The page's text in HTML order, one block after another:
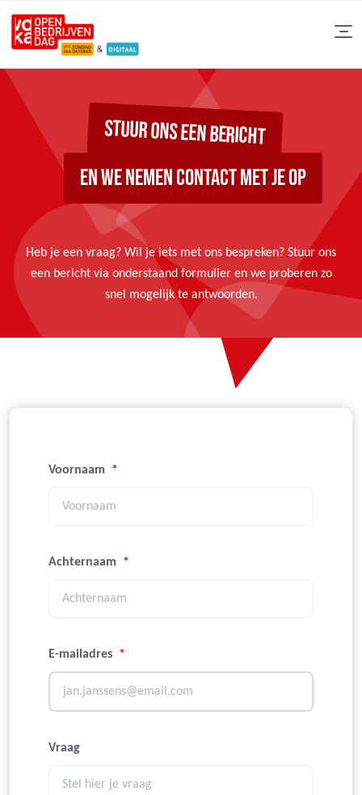
STUUR ONS EEN BERICHT
EN WE NEMEN CONTACT MET JE OP
Heb je een vraag? Wil je iets met ons bespreken? Stuur ons
een bericht via onderstaand formulier en we proberen zo
snel mogelijk te antwoorden.
Voornaam *
Achternaam *
E-mailadres *
Vraag